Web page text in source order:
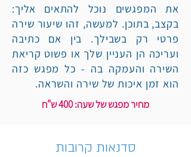
את המפגשים נוכל להתאים אליך:
בקצב, בתוכן. למעשה, זהו שיעור שירה
פרטי רק בשבילך. בין אם כתיבה
ועריכה הן העניין שלך או פשוט קריאת
השירה והעמקה בה - כל מפגש כזה
הוא זמן איכות של שירה והשראה.
מחיר מפגש של שעה: 400 ש"ח
סדנאות קרובות